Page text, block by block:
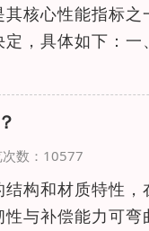
核心性能指标
，具体如下：
数：10577
构和材质特性
与补偿能力可